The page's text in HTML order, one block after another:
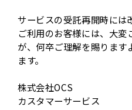
サービスの受託再開時には
ご利用のお客様には、大
が、何卒ご理解を賜りま
ます。
株式会社OCS
カスタマーサービス